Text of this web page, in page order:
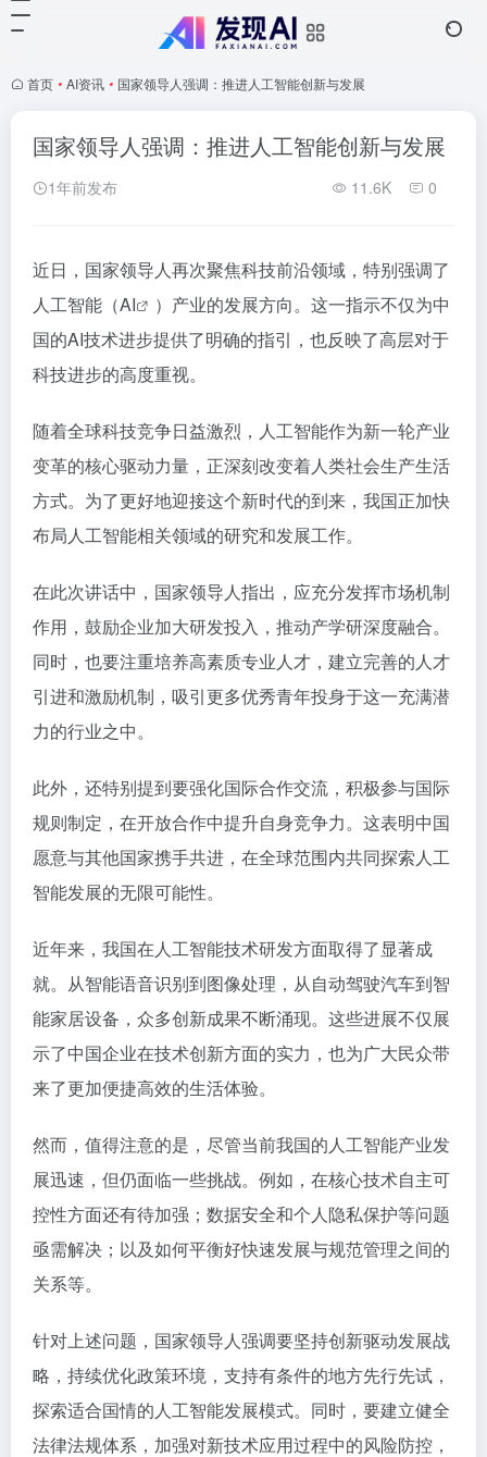
首页 • AI资讯 • 国家领导人强调：推进人工智能创新与发展
国家领导人强调：推进人工智能创新与发展
1年前发布 11.6K 0
近日，国家领导人再次聚焦科技前沿领域，特别强调了
人工智能（AI
）产业的发展方向。这一指示不仅为中
国的AI技术进步提供了明确的指引，也反映了高层对于
科技进步的高度重视。
随着全球科技竞争日益激烈，人工智能作为新一轮产业
变革的核心驱动力量，正深刻改变着人类社会生产生活
方式。为了更好地迎接这个新时代的到来，我国正加快
布局人工智能相关领域的研究和发展工作。
在此次讲话中，国家领导人指出，应充分发挥市场机制
作用，鼓励企业加大研发投入，推动产学研深度融合。
同时，也要注重培养高素质专业人才，建立完善的人才
引进和激励机制，吸引更多优秀青年投身于这一充满潜
力的行业之中。
此外，还特别提到要强化国际合作交流，积极参与国际
规则制定，在开放合作中提升自身竞争力。这表明中国
愿意与其他国家携手共进，在全球范围内共同探索人工
智能发展的无限可能性。
近年来，我国在人工智能技术研发方面取得了显著成
就。从智能语音识别到图像处理，从自动驾驶汽车到智
能家居设备，众多创新成果不断涌现。这些进展不仅展
示了中国企业在技术创新方面的实力，也为广大民众带
来了更加便捷高效的生活体验。
然而，值得注意的是，尽管当前我国的人工智能产业发
展迅速，但仍面临一些挑战。例如，在核心技术自主可
控性方面还有待加强；数据安全和个人隐私保护等问题
亟需解决；以及如何平衡好快速发展与规范管理之间的
关系等。
针对上述问题，国家领导人强调要坚持创新驱动发展战
略，持续优化政策环境，支持有条件的地方先行先试，
探索适合国情的人工智能发展模式。同时，要建立健全
法律法规体系，加强对新技术应用过程中的风险防控，